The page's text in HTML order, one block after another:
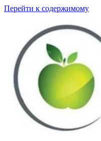
Перейти к содержимому